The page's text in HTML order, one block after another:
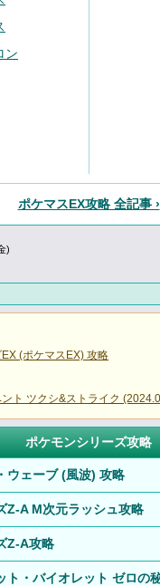
ン
ポケマスEX攻略 全記事 ›
)
(ポケマスEX) 攻略
ト ツクシ&ストライク
ポケモンシリーズ攻略
ウェーブ (風波) 攻略
Z-A M次元ラッシュ攻略
Z-A攻略
ト・バイオレット ゼロの